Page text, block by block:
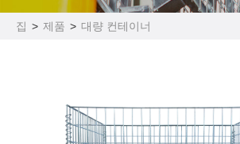
집 > 제품 > 대량 컨테이너